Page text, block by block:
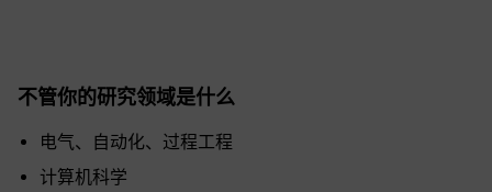
不管你的研究领域是什么
电气、自动化、过程工程
计算机科学